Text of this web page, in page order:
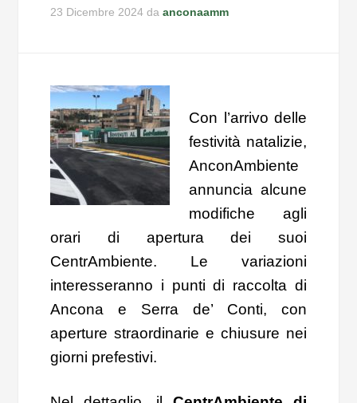
23 Dicembre 2024 daanconaamm
Con l’arrivo delle
festività natalizie,
AnconAmbiente
annuncia alcune
modifiche agli
orari di apertura dei suoi
CentrAmbiente. Le variazioni
interesseranno i punti di raccolta di
Ancona e Serra de’ Conti, con
aperture straordinarie e chiusure nei
giorni prefestivi.